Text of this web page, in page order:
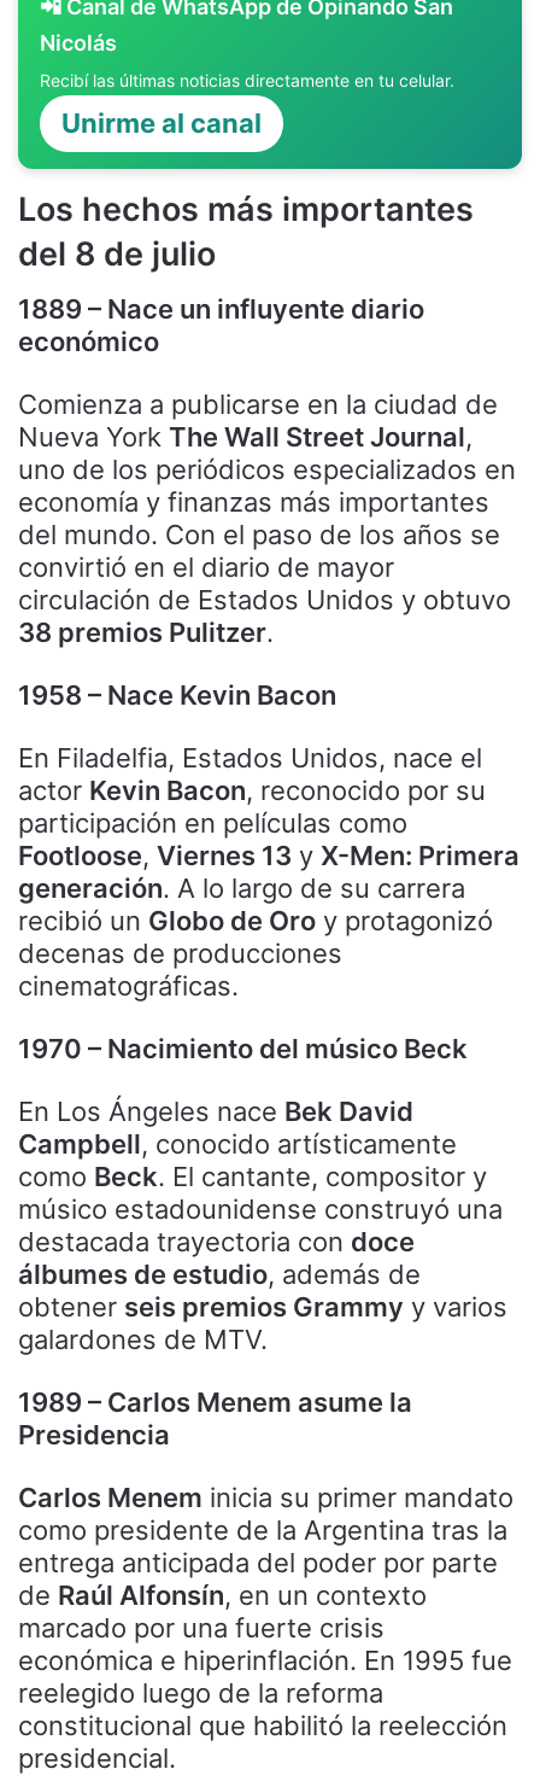
📲 Canal de WhatsApp de Opinando San
Nicolás
Recibí las últimas noticias directamente en tu celular.
Unirme al canal
Los hechos más importantes
del 8 de julio
1889 – Nace un influyente diario
económico
Comienza a publicarse en la ciudad de
Nueva York The Wall Street Journal,
uno de los periódicos especializados en
economía y finanzas más importantes
del mundo. Con el paso de los años se
convirtió en el diario de mayor
circulación de Estados Unidos y obtuvo
38 premios Pulitzer.
1958 – Nace Kevin Bacon
En Filadelfia, Estados Unidos, nace el
actor Kevin Bacon, reconocido por su
participación en películas como
Footloose, Viernes 13 y X-Men: Primera
generación. A lo largo de su carrera
recibió un Globo de Oro y protagonizó
decenas de producciones
cinematográficas.
1970 – Nacimiento del músico Beck
En Los Ángeles nace Bek David
Campbell, conocido artísticamente
como Beck. El cantante, compositor y
músico estadounidense construyó una
destacada trayectoria con doce
álbumes de estudio, además de
obtener seis premios Grammy y varios
galardones de MTV.
1989 – Carlos Menem asume la
Presidencia
Carlos Menem inicia su primer mandato
como presidente de la Argentina tras la
entrega anticipada del poder por parte
de Raúl Alfonsín, en un contexto
marcado por una fuerte crisis
económica e hiperinflación. En 1995 fue
reelegido luego de la reforma
constitucional que habilitó la reelección
presidencial.